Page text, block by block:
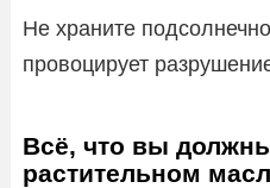
Не храните
провоцирует
Всё, что вы
растительном